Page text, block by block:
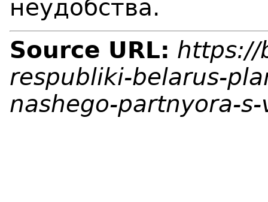
неудобства.
Source URL: https://
respubliki-belarus-
nashego-partnyora-